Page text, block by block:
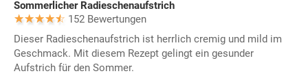
Sommerlicher Radieschenaufstrich
152 Bewertungen
Dieser Radieschenaufstrich ist herrlich cremig und mild im
Geschmack. Mit diesem Rezept gelingt ein gesunder
Aufstrich für den Sommer.